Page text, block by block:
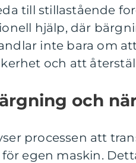
till stillastående
hjälp, där
inte bara om
och att
och
processen att
egen maskin.